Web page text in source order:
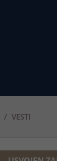
VESTI